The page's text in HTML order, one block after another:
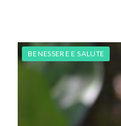
BENESSERE E SALUTE